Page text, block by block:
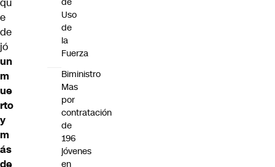
qu
e
de
jó
un
m
ue
rto
y
m
ás
Uso
de
la
Fuerza
Biministro
Mas
por
contratación
de
196
jóvenes
en